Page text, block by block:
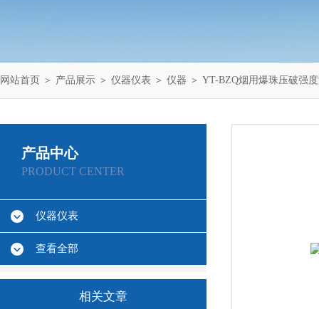
网站首页 ＞ 产品展示 ＞ 仪器仪表 ＞ 仪器 ＞ YT-BZQ烟用爆珠压破强
产品中心
PRODUCT CENTER
仪器仪表
查看全部
相关文章